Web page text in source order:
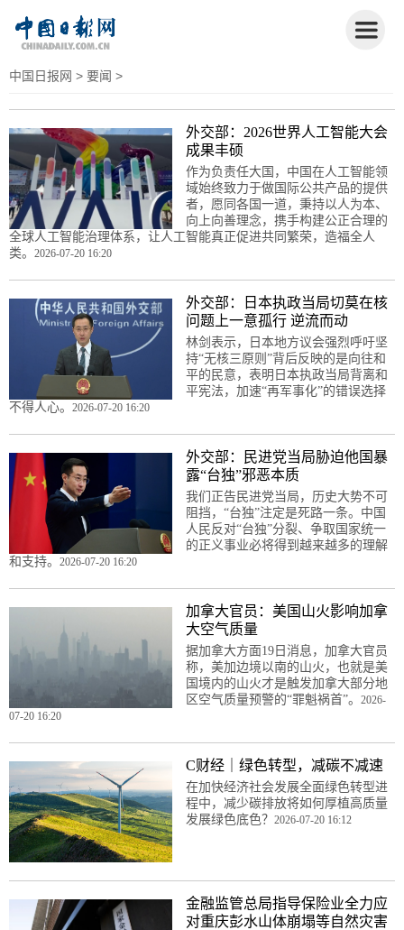
中国日报网 > 要闻 >
外交部：2026世界人工智能大会
成果丰硕
作为负责任大国，中国在人工智能领
域始终致力于做国际公共产品的提供
者，愿同各国一道，秉持以人为本、
向上向善理念，携手构建公正合理的
全球人工智能治理体系，让人工智能真正促进共同繁荣，造福全人
类。 2026-07-20 16:20
外交部：日本执政当局切莫在核
问题上一意孤行 逆流而动
林剑表示，日本地方议会强烈呼吁坚
持“无核三原则”背后反映的是向往和
平的民意，表明日本执政当局背离和
平宪法，加速“再军事化”的错误选择
不得人心。 2026-07-20 16:20
外交部：民进党当局胁迫他国暴
露“台独”邪恶本质
我们正告民进党当局，历史大势不可
阻挡，“台独”注定是死路一条。中国
人民反对“台独”分裂、争取国家统一
的正义事业必将得到越来越多的理解
和支持。 2026-07-20 16:20
加拿大官员：美国山火影响加拿
大空气质量
据加拿大方面19日消息，加拿大官员
称，美加边境以南的山火，也就是美
国境内的山火才是触发加拿大部分地
区空气质量预警的“罪魁祸首”。 2026-
07-20 16:20
C财经｜绿色转型，减碳不减速
在加快经济社会发展全面绿色转型进
程中，减少碳排放将如何厚植高质量
发展绿色底色？ 2026-07-20 16:12
金融监管总局指导保险业全力应
对重庆彭水山体崩塌等自然灾害